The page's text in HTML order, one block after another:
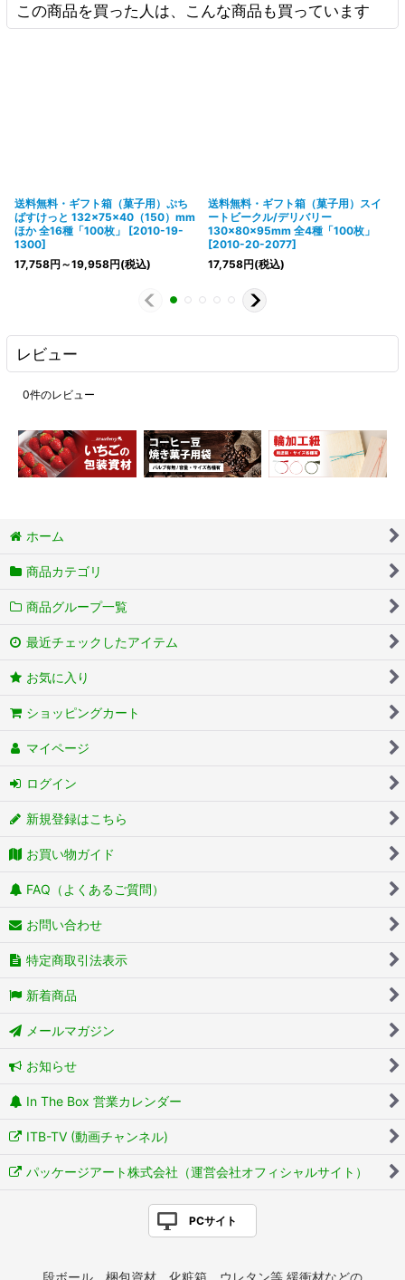
この商品を買った人は、こんな商品も買っています
送料無料・ギフト箱（菓子用）ぷち
ばすけっと 132×75×40（150）mm
ほか 全16種「100枚」
[2010-19-
1300]
17,758円 ～19,958円(税込)
送料無料・ギフト箱（菓子用）スイ
ートビークル/デリバリー
130×80×95mm 全4種「100枚」
[2010-20-2077]
17,758円(税込)
レビュー
0件のレビュー
ホーム
商品カテゴリ
商品グループ一覧
最近チェックしたアイテム
お気に入り
ショッピングカート
マイページ
ログイン
新規登録はこちら
お買い物ガイド
FAQ（よくあるご質問）
お問い合わせ
特定商取引法表示
新着商品
メールマガジン
お知らせ
In The Box 営業カレンダー
ITB-TV (動画チャンネル)
パッケージアート株式会社（運営会社オフィシャルサイト）
PCサイト